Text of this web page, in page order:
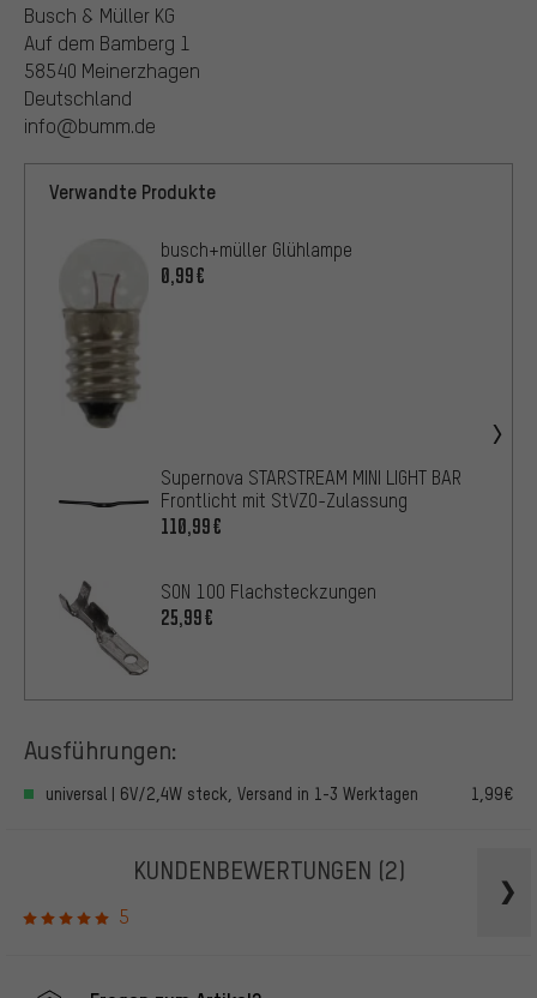
Busch & Müller KG
Auf dem Bamberg 1
58540 Meinerzhagen
Deutschland
info@bumm.de
Verwandte Produkte
busch+müller Glühlampe
0,99€
Supernova STARSTREAM MINI LIGHT BAR
Frontlicht mit StVZO-Zulassung
110,99€
SON 100 Flachsteckzungen
25,99€
Ausführungen:
universal | 6V/2,4W steck, Versand in 1-3 Werktagen 1,99€
KUNDENBEWERTUNGEN (2)
5